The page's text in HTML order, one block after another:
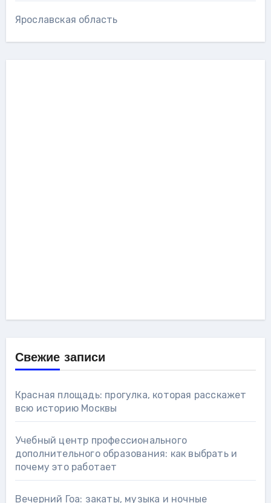
Ярославская область
Свежие записи
Красная площадь: прогулка, которая расскажет
всю историю Москвы
Учебный центр профессионального
дополнительного образования: как выбрать и
почему это работает
Вечерний Гоа: закаты, музыка и ночные